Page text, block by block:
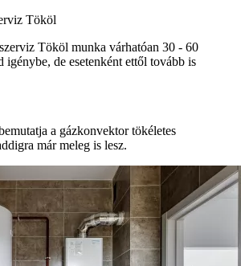
Tököl
Tököl munka várhatóan 30 - 60
igénybe, de esetenként ettől tovább is
a gázkonvektor tökéletes
már meleg is lesz.